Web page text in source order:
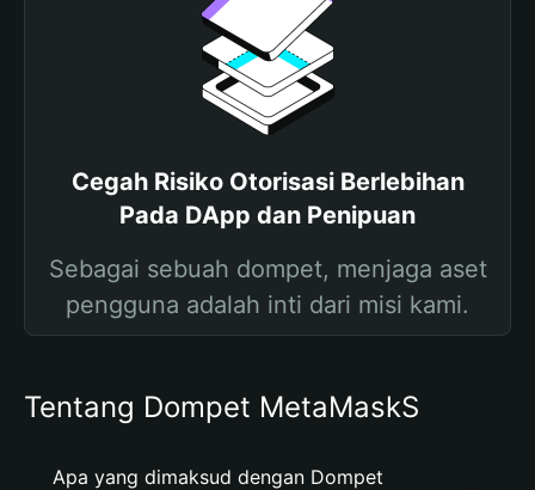
Cegah Risiko Otorisasi Berlebihan
Pada DApp dan Penipuan
Sebagai sebuah dompet, menjaga aset
pengguna adalah inti dari misi kami.
Tentang Dompet MetaMaskS
Apa yang dimaksud dengan Dompet